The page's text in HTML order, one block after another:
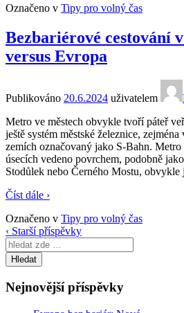
Označeno v Tipy pro volný čas
Bezbariérové cestování
versus Evropa
Publikováno 20.6.2024 uživatelem
Metro ve městech obvykle tvoří páteř
ještě systém městské železnice,
zemích označovaný jako S-Bahn.
úsecích vedeno povrchem, podobně
Stodůlek nebo Černého Mostu, obvykle
Číst dále ›
Označeno v Tipy pro volný čas
‹ Starší příspěvky
Search
for:
Nejnovější příspěvky